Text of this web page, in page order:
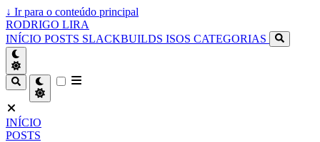
↓ Ir para o conteúdo principal
RODRIGO LIRA
INÍCIO POSTS SLACKBUILDS ISOS CATEGORIAS
INÍCIO
POSTS